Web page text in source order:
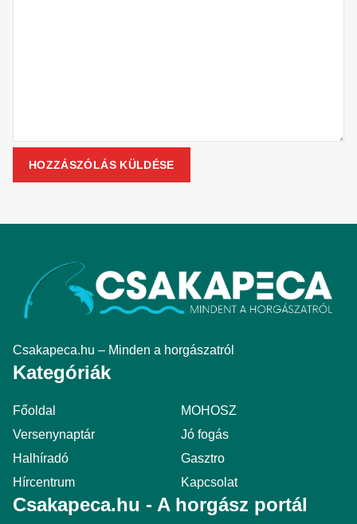
Csakapeca.hu – Minden a horgászatról
Kategóriák
Főoldal
MOHOSZ
Versenynaptár
Jó fogás
Halhíradó
Gasztro
Hírcentrum
Kapcsolat
Csakapeca.hu - A horgász portál